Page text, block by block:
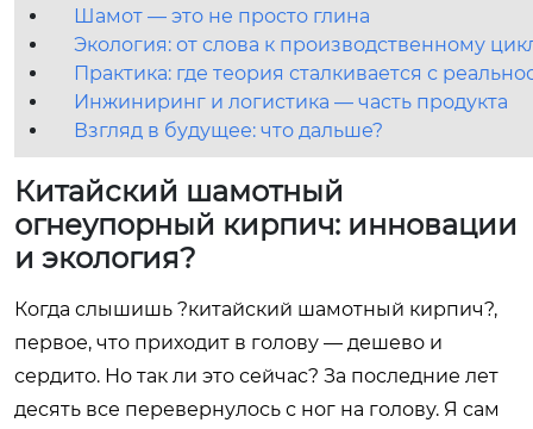
Шамот — это не просто глина
Экология: от слова к производственному
Практика: где теория сталкивается с
Инжиниринг и логистика — часть продукта
Взгляд в будущее: что дальше?
Китайский шамотный
огнеупорный кирпич: инновации
и экология?
Когда слышишь ?китайский шамотный кирпич?,
первое, что приходит в голову — дешево и
сердито. Но так ли это сейчас? За последние лет
десять все перевернулось с ног на голову. Я сам